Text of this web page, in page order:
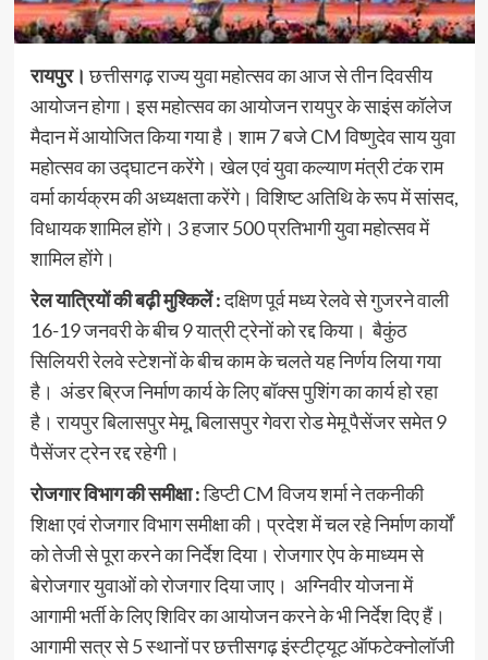
रायपुर।छत्तीसगढ़ राज्य युवा महोत्सव का आज से तीन दिवसीय
आयोजन होगा। इस महोत्सव का आयोजन रायपुर के साइंस कॉलेज
मैदान में आयोजित किया गया है। शाम 7 बजे CM विष्णुदेव साय युवा
महोत्सव का उद्घाटन करेंगे। खेल एवं युवा कल्याण मंत्री टंक राम
वर्मा कार्यक्रम की अध्यक्षता करेंगे। विशिष्ट अतिथि के रूप में सांसद,
विधायक शामिल होंगे। 3 हजार 500 प्रतिभागी युवा महोत्सव में
शामिल होंगे।
रेल यात्रियों की बढ़ी मुश्किलें :दक्षिण पूर्व मध्य रेलवे से गुजरने वाली
16-19 जनवरी के बीच 9 यात्री ट्रेनों को रद्द किया। बैकुंठ
सिलियरी रेलवे स्टेशनों के बीच काम के चलते यह निर्णय लिया गया
है। अंडर ब्रिज निर्माण कार्य के लिए बॉक्स पुशिंग का कार्य हो रहा
है। रायपुर बिलासपुर मेमू, बिलासपुर गेवरा रोड मेमू पैसेंजर समेत 9
पैसेंजर ट्रेन रद्द रहेगी।
रोजगार विभाग की समीक्षा :डिप्टी CM विजय शर्मा ने तकनीकी
शिक्षा एवं रोजगार विभाग समीक्षा की। प्रदेश में चल रहे निर्माण कार्यों
को तेजी से पूरा करने का निर्देश दिया। रोजगार ऐप के माध्यम से
बेरोजगार युवाओं को रोजगार दिया जाए। अग्निवीर योजना में
आगामी भर्ती के लिए शिविर का आयोजन करने के भी निर्देश दिए हैं।
आगामी सत्र से 5 स्थानों पर छत्तीसगढ़ इंस्टीट्यूट ऑफटेक्नोलॉजी